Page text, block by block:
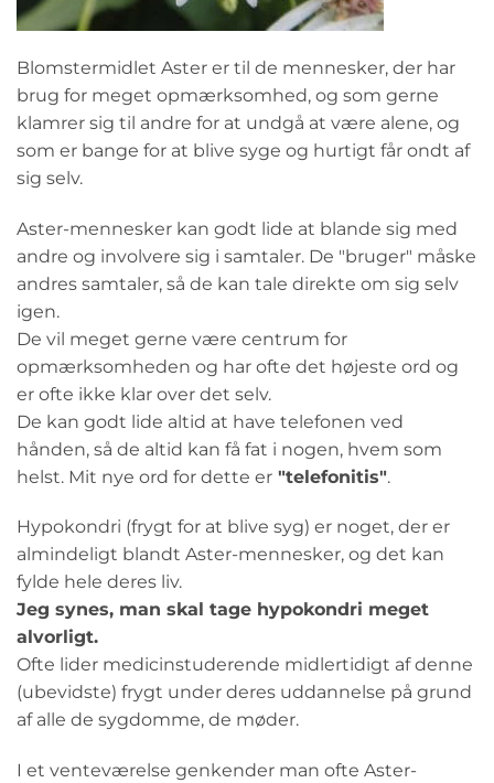
Blomstermidlet Aster er til de mennesker, der har
brug for meget opmærksomhed, og som gerne
klamrer sig til andre for at undgå at være alene, og
som er bange for at blive syge og hurtigt får ondt af
sig selv.
Aster-mennesker kan godt lide at blande sig med
andre og involvere sig i samtaler. De "bruger" måske
andres samtaler, så de kan tale direkte om sig selv
igen.
De vil meget gerne være centrum for
opmærksomheden og har ofte det højeste ord og
er ofte ikke klar over det selv.
De kan godt lide altid at have telefonen ved
hånden, så de altid kan få fat i nogen, hvem som
helst. Mit nye ord for dette er "telefonitis".
Hypokondri (frygt for at blive syg) er noget, der er
almindeligt blandt Aster-mennesker, og det kan
fylde hele deres liv.
Jeg synes, man skal tage hypokondri meget
alvorligt.
Ofte lider medicinstuderende midlertidigt af denne
(ubevidste) frygt under deres uddannelse på grund
af alle de sygdomme, de møder.
I et venteværelse genkender man ofte Aster-